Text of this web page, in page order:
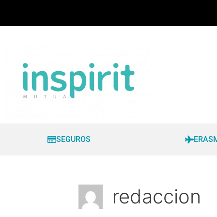
SEGUROS
redaccion